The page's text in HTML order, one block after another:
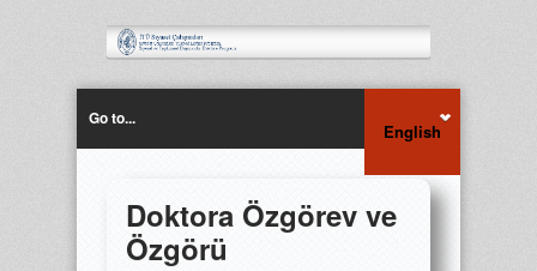
English
Go to...
Doktora Özgörev ve
Özgörü